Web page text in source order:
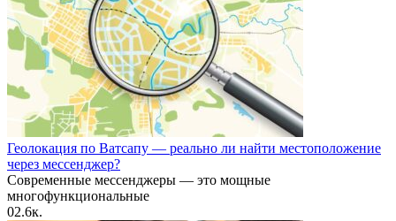
Геолокация по Ватсапу — реально ли найти местоположение
через мессенджер?
Современные мессенджеры — это мощные
многофункциональные
02.6к.